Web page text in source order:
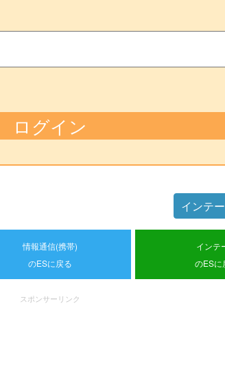
インテ
情報通信(携帯)
のESに戻る
インテ
のESに
スポンサーリンク